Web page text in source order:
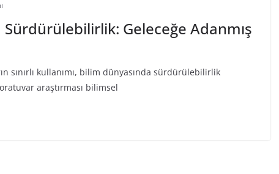
Geleceğe Adanmış
sınırlı kullanımı, bilim dünyasında sürdürülebilirlik
araştırması bilimsel